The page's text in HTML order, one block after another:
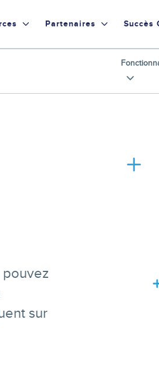
Partenaires Succès
sur